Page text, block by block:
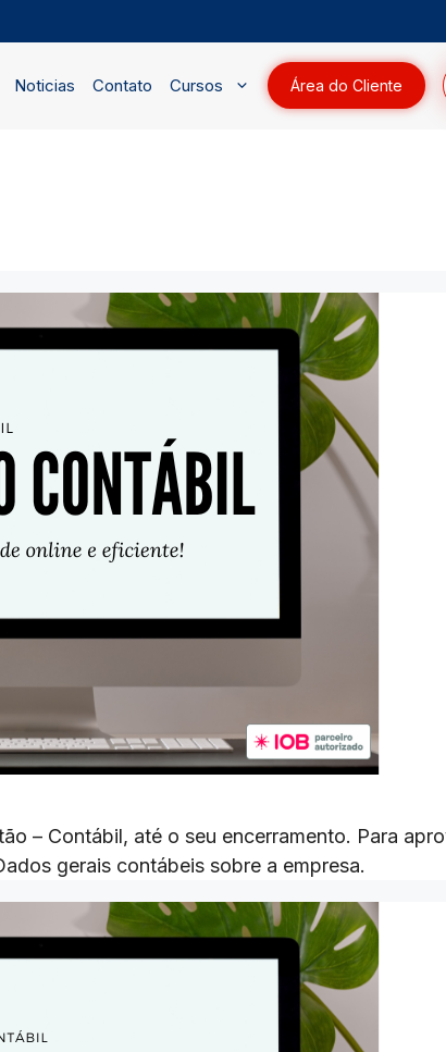
Noticias Contato Cursos Área do Cliente
– Contábil, até o seu encerramento. Para
gerais contábeis sobre a empresa.